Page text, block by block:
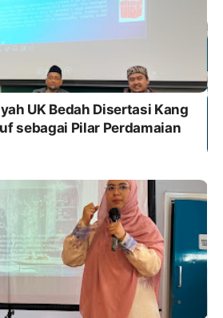
UK Bedah Disertasi Kang
sebagai Pilar Perdamaian